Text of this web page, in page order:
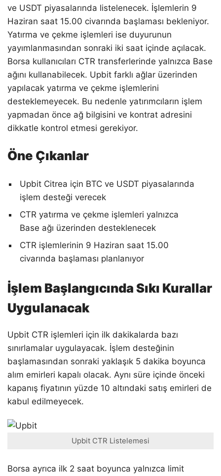
ve USDT piyasalarında listelenecek. İşlemlerin 9
Haziran saat 15.00 civarında başlaması bekleniyor.
Yatırma ve çekme işlemleri ise duyurunun
yayımlanmasından sonraki iki saat içinde açılacak.
Borsa kullanıcıları CTR transferlerinde yalnızca Base
ağını kullanabilecek. Upbit farklı ağlar üzerinden
yapılacak yatırma ve çekme işlemlerini
desteklemeyecek. Bu nedenle yatırımcıların işlem
yapmadan önce ağ bilgisini ve kontrat adresini
dikkatle kontrol etmesi gerekiyor.
Öne Çıkanlar
Upbit Citrea için BTC ve USDT piyasalarında
işlem desteği verecek
CTR yatırma ve çekme işlemleri yalnızca
Base ağı üzerinden desteklenecek
CTR işlemlerinin 9 Haziran saat 15.00
civarında başlaması planlanıyor
İşlem Başlangıcında Sıkı Kurallar
Uygulanacak
Upbit CTR işlemleri için ilk dakikalarda bazı
sınırlamalar uygulayacak. İşlem desteğinin
başlamasından sonraki yaklaşık 5 dakika boyunca
alım emirleri kapalı olacak. Aynı süre içinde önceki
kapanış fiyatının yüzde 10 altındaki satış emirleri de
kabul edilmeyecek.
Upbit CTR Listelemesi
Borsa ayrıca ilk 2 saat boyunca yalnızca limit